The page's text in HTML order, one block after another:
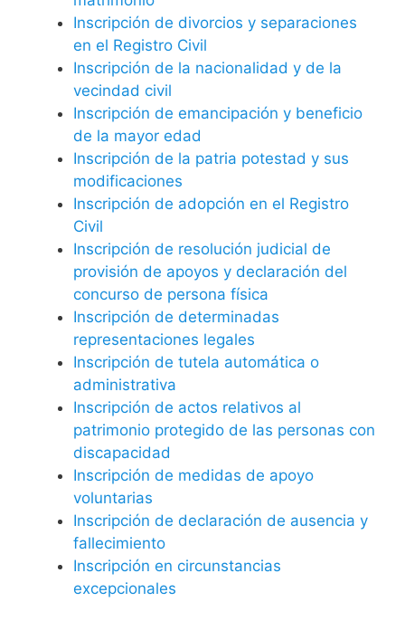
Inscripción de divorcios y separaciones
en el Registro Civil
Inscripción de la nacionalidad y de la
vecindad civil
Inscripción de emancipación y beneficio
de la mayor edad
Inscripción de la patria potestad y sus
modificaciones
Inscripción de adopción en el Registro
Civil
Inscripción de resolución judicial de
provisión de apoyos y declaración del
concurso de persona física
Inscripción de determinadas
representaciones legales
Inscripción de tutela automática o
administrativa
Inscripción de actos relativos al
patrimonio protegido de las personas con
discapacidad
Inscripción de medidas de apoyo
voluntarias
Inscripción de declaración de ausencia y
fallecimiento
Inscripción en circunstancias
excepcionales